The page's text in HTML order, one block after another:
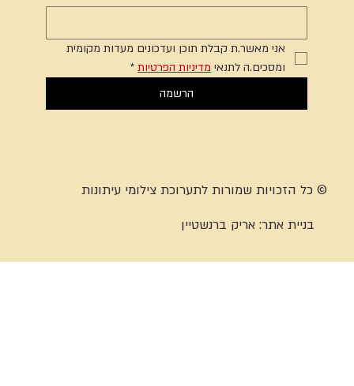
אני מאשר.ת קבלת תוכן ועדכונים מעדות מקומית
ומסכים.ה לתנאי מדיניות הפרטיות *
הרשמה
© כל הזכויות שמורות לתערוכת צילומי עיתונות
בניית אתר:אריק ברנשטיין